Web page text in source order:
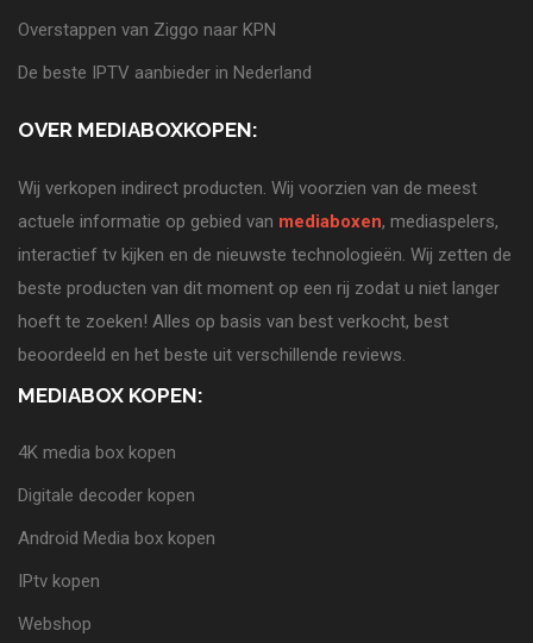
Overstappen van Ziggo naar KPN
De beste IPTV aanbieder in Nederland
OVER MEDIABOXKOPEN:
Wij verkopen indirect producten. Wij voorzien van de meest
actuele informatie op gebied van mediaboxen, mediaspelers,
interactief tv kijken en de nieuwste technologieën. Wij zetten de
beste producten van dit moment op een rij zodat u niet langer
hoeft te zoeken! Alles op basis van best verkocht, best
beoordeeld en het beste uit verschillende reviews.
MEDIABOX KOPEN:
4K media box kopen
Digitale decoder kopen
Android Media box kopen
IPtv kopen
Webshop